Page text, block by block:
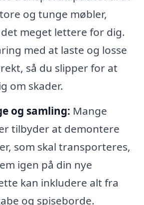
og tunge møbler,
meget lettere for dig.
med at laste og losse
så du slipper for at
om skader.
og samling: Mange
tilbyder at demontere
som skal transporteres,
igen på din nye
kan inkludere alt fra
og spiseborde.